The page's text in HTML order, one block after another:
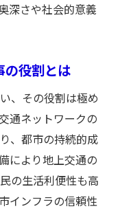
する地下道工
工事現場ツア
アーで分かりや
の基礎知識
の観点で解説
と土木工事の進
深さや社会的意義
の役割とは
、その役割は極め
通ネットワークの
、都市の持続的成
により地上交通の
の生活利便性も高
インフラの信頼性